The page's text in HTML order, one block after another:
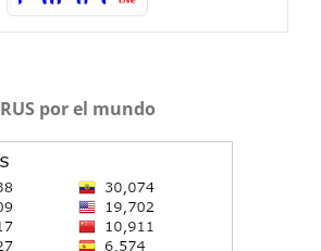
RUS por el mundo